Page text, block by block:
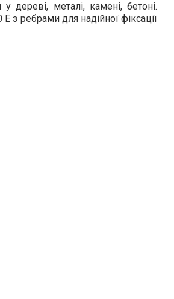
металі, камені, бетоні.
з ребрами для надійної фіксації